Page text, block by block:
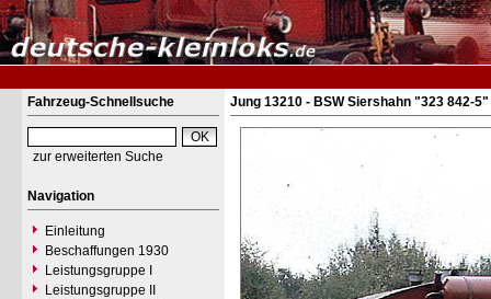
Fahrzeug-Schnellsuche
zur erweiterten Suche
Navigation
Einleitung
Beschaffungen 1930
Leistungsgruppe I
Leistungsgruppe II
Jung 13210 - BSW Siershahn "323 842-5"